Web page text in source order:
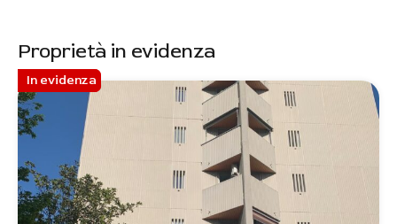
Proprietà in evidenza
In evidenza